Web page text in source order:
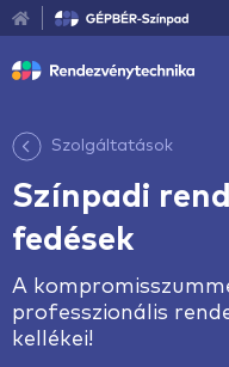
Szolgáltatások
Színpadi
fedések
A
professzionális
kellékei!